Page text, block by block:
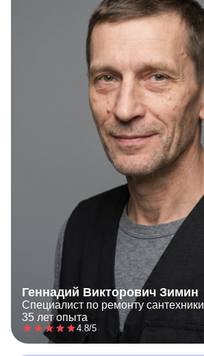
Геннадий Викторович Зимин
Специалист по ремонту сантехники
35 лет опыта
4.8/5